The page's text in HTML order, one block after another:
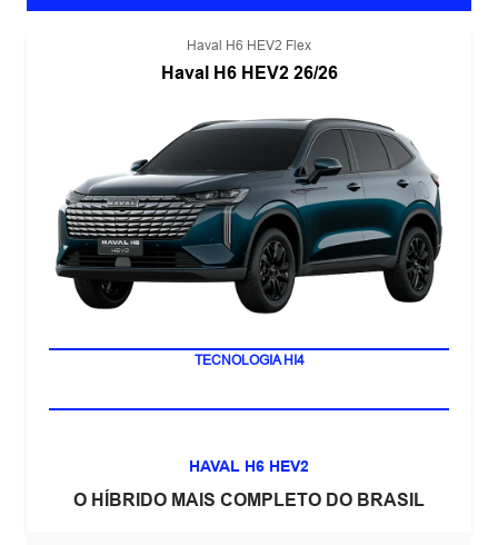
Haval H6 HEV2 Flex
Haval H6 HEV2 26/26
LANÇAMENTO
HAVAL H6 HEV2
O HÍBRIDO MAIS COMPLETO DO BRASIL